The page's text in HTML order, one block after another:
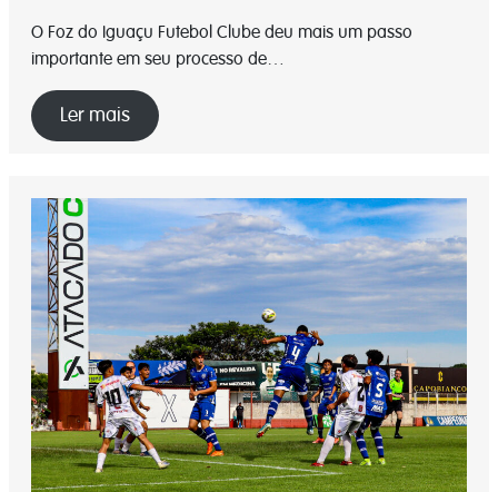
O Foz do Iguaçu Futebol Clube deu mais um passo
importante em seu processo de…
Ler mais